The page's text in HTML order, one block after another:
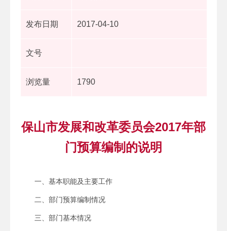
发布日期 2017-04-10
文号
浏览量 1790
保山市发展和改革委员会2017年部
门预算编制的说明
一、基本职能及主要工作
二、部门预算编制情况
三、部门基本情况